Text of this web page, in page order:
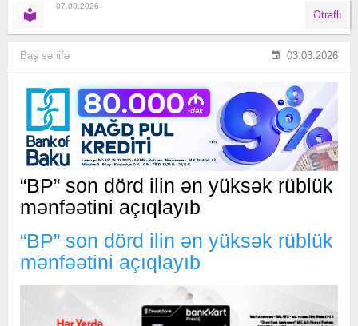
07.08.2026
Ətraflı
Baş səhifə 03.08.2026
“BP” son dörd ilin ən yüksək rüblük
mənfəətini açıqlayıb
“BP” son dörd ilin ən yüksək rüblük
mənfəətini açıqlayıb